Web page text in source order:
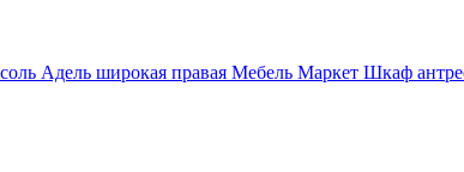
Мебель Маркет Шкаф